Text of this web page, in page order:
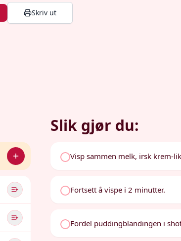
Skriv ut
Slik gjør du:
Visp sammen melk, irsk krem-
Fortsett å vispe i 2 minutter.
Fordel puddingblandingen i